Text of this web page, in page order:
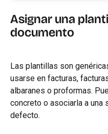
Asignar una
documento
Las plantillas son
usarse en facturas,
albaranes o proformas.
concreto o asociarla a una
defecto.